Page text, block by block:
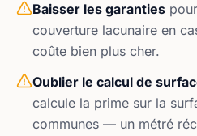
Baisser les garanties
couverture lacunaire en
coûte bien plus cher.
Oublier le calcul de
calcule la prime sur la
communes — un métré